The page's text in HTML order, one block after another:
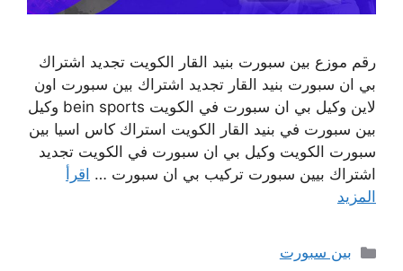
رقم موزع بين سبورت بنيد القار الكويت تجديد اشتراك
بي ان سبورت بنيد القار تجديد اشتراك بين سبورت اون
لاين وكيل بي ان سبورت في الكويت bein sports وكيل
بين سبورت في بنيد القار الكويت استراك كاس اسيا بين
سبورت الكويت وكيل بي ان سبورت في الكويت تجديد
اشتراك بيين سبورت تركيب بي ان سبورت … اقرأ
المزيد
التصنيفات
بين سبورت